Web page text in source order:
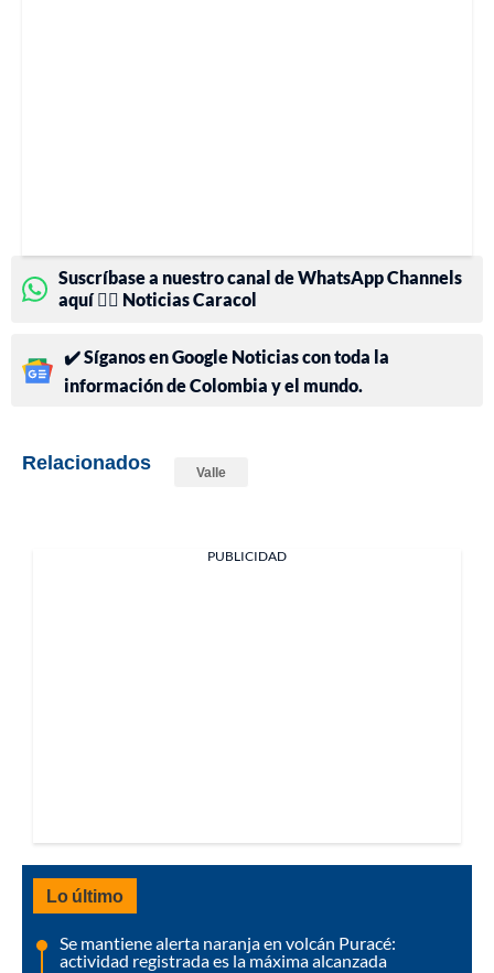
Suscríbase a nuestro canal de WhatsApp Channels
aquí 👉🏻 Noticias Caracol
✔️ Síganos en Google Noticias con toda la
información de Colombia y el mundo.
Relacionados Valle
PUBLICIDAD
Lo último
Se mantiene alerta naranja en volcán Puracé:
actividad registrada es la máxima alcanzada